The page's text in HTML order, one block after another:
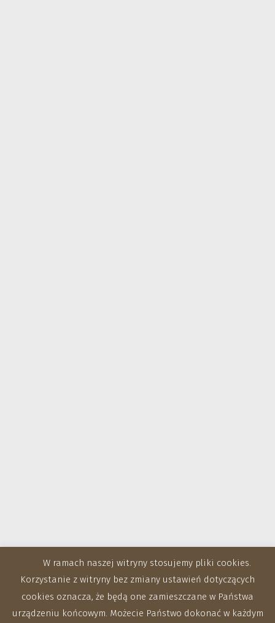
W ramach naszej witryny stosujemy pliki cookies.
Korzystanie z witryny bez zmiany ustawień dotyczących
cookies oznacza, że będą one zamieszczane w Państwa
urządzeniu końcowym. Możecie Państwo dokonać w każdym